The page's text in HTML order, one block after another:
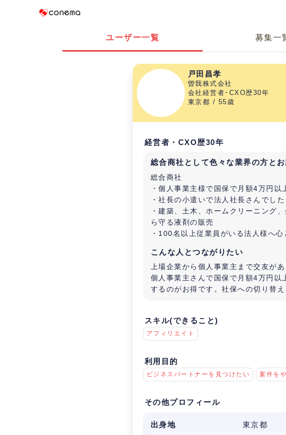
ユーザー一覧 募集一
戸田昌孝
曽我株式会社
会社経営者･CXO歴30年
東京都 / 55歳
経営者・CXO歴30年
総合商社として色々な業界の方とお
総合商社
・個人事業主様で国保で月額4万円以
・社長の小遣いで法人社長さんでし
・建築、土木、ホームクリーニング
ら守る液剤の販売
・100名以上従業員がいる法人様へ
こんな人とつながりたい
上場企業から個人事業主まで交友があ
個人事業主さんで国保で月額4万円
するのがお得です。社保への切り替え
スキル(できること)
アフィリエイト
利用目的
ビジネスパートナーを見つけたい 案件を
その他プロフィール
出身地
東京都